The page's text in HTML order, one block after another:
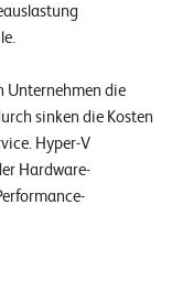
Unternehmen die
sinken die Kosten
Hyper-V
Hardware-